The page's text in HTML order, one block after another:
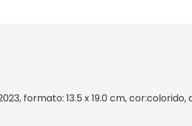
formato: 13.5 x 19.0 cm, cor:colorido,